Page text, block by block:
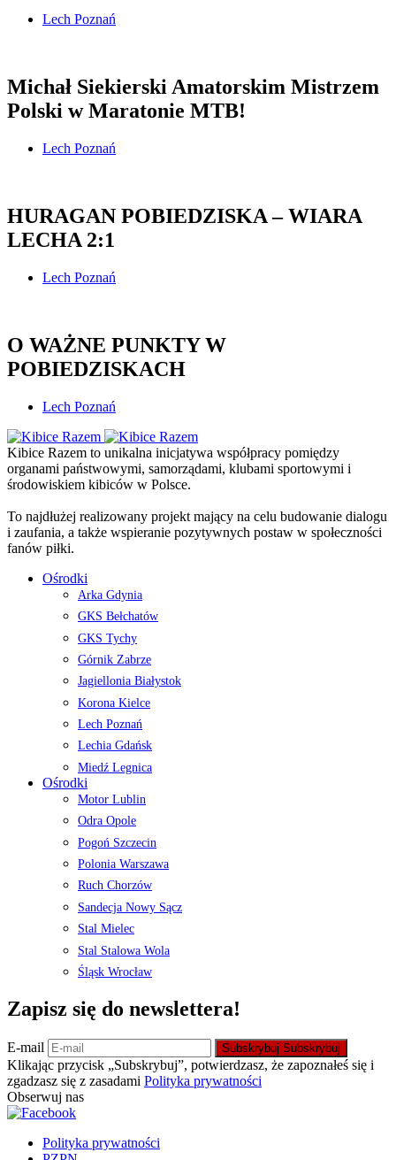
Lech Poznań
Michał Siekierski Amatorskim Mistrzem
Polski w Maratonie MTB!
Lech Poznań
HURAGAN POBIEDZISKA – WIARA
LECHA 2:1
Lech Poznań
O WAŻNE PUNKTY W
POBIEDZISKACH
Lech Poznań
Kibice Razem to unikalna inicjatywa współpracy pomiędzy
organami państwowymi, samorządami, klubami sportowymi i
środowiskiem kibiców w Polsce.
To najdłużej realizowany projekt mający na celu budowanie dialogu
i zaufania, a także wspieranie pozytywnych postaw w społeczności
fanów piłki.
Ośrodki
Arka Gdynia
GKS Bełchatów
GKS Tychy
Górnik Zabrze
Jagiellonia Białystok
Korona Kielce
Lech Poznań
Lechia Gdańsk
Miedź Legnica
Ośrodki
Motor Lublin
Odra Opole
Pogoń Szczecin
Polonia Warszawa
Ruch Chorzów
Sandecja Nowy Sącz
Stal Mielec
Stal Stalowa Wola
Śląsk Wrocław
Zapisz się do newslettera!
E-mail Subskrybuj Subskrybuj
Klikając przycisk „Subskrybuj”, potwierdzasz, że zapoznałeś się i
zgadzasz się z zasadami Polityka prywatności
Obserwuj nas
Polityka prywatności